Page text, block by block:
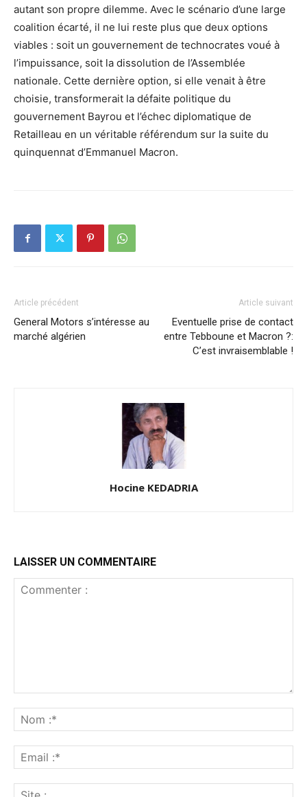
autant son propre dilemme. Avec le scénario d’une large
coalition écarté, il ne lui reste plus que deux options
viables : soit un gouvernement de technocrates voué à
l’impuissance, soit la dissolution de l’Assemblée
nationale. Cette dernière option, si elle venait à être
choisie, transformerait la défaite politique du
gouvernement Bayrou et l’échec diplomatique de
Retailleau en un véritable référendum sur la suite du
quinquennat d’Emmanuel Macron.
Article précédent
General Motors s’intéresse au
marché algérien
Article suivant
Eventuelle prise de contact
entre Tebboune et Macron ?:
C’est invraisemblable !
Hocine KEDADRIA
LAISSER UN COMMENTAIRE